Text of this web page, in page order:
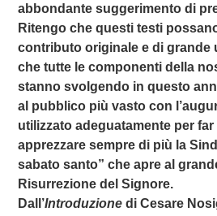
abbondante suggerimento di
Ritengo che questi testi
contributo originale e di grande
che tutte le componenti della
stanno svolgendo in questo
al pubblico più vasto con
utilizzato adeguatamente per
apprezzare sempre di più la
sabato santo” che apre al
Risurrezione del Signore.
Dall’Introduzionedi Cesare